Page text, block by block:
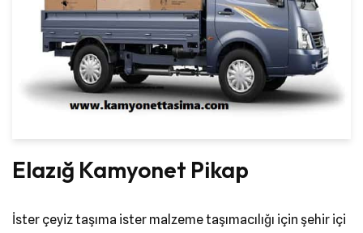
Elazığ Kamyonet Pikap
İster çeyiz taşıma ister malzeme taşımacılığı için şehir içi